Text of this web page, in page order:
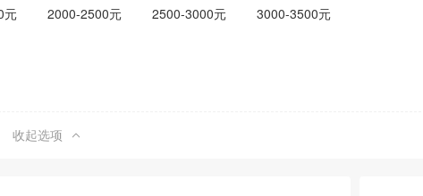
元 2000-2500元 2500-3000元
3000-3500元
收起选项